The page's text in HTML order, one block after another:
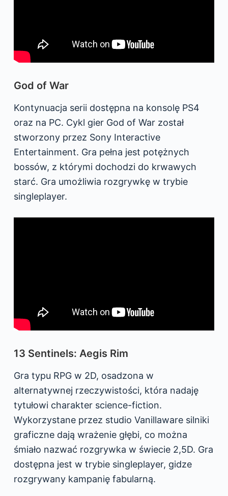
God of War
Kontynuacja serii dostępna na konsolę PS4
oraz na PC. Cykl gier God of War został
stworzony przez Sony Interactive
Entertainment. Gra pełna jest potężnych
bossów, z którymi dochodzi do krwawych
starć. Gra umożliwia rozgrywkę w trybie
singleplayer.
13 Sentinels: Aegis Rim
Gra typu RPG w 2D, osadzona w
alternatywnej rzeczywistości, która nadaję
tytułowi charakter science-fiction.
Wykorzystane przez studio Vanillaware silniki
graficzne dają wrażenie głębi, co można
śmiało nazwać rozgrywka w świecie 2,5D. Gra
dostępna jest w trybie singleplayer, gidze
rozgrywany kampanię fabularną.